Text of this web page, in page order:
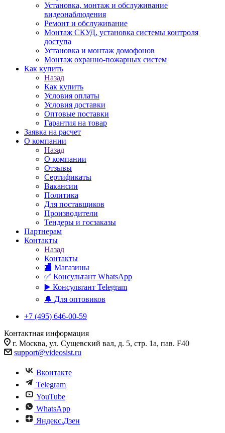
Установка, монтаж и обслуживание
видеонаблюдения
Ремонт и обслуживание
Монтаж СКУД, установка системы контроля
доступа
Установка и монтаж домофонов
Монтаж охранно-пожарных систем
Как купить
Назад
Как купить
Условия оплаты
Условия доставки
Оптовые поставки
Гарантия на товар
Заявка на расчет
О компании
Назад
О компании
Отзывы
Сертификаты
Вакансии
Политика
Для поставщиков
Производители
Тендеры и госзаказы
Партнерам
Контакты
Назад
Контакты
🏬 Магазины
✅️ Консультант WhatsApp
▶️ Консультант Telegram
🔔 Для оптовиков
+7 (495) 646-00-59
Контактная информация
г. Москва, ул. Сущевский вал, д. 5, стр. 1а, пав. F40
support@videosist.ru
Вконтакте
Telegram
YouTube
WhatsApp
Яндекс.Дзен